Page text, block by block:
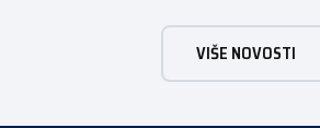
majstor elektroinstalater, majstor
vodoinstalatera, instalatera grijanja i
majstora automehaničara. Najveći broj
VIŠE NOVOSTI